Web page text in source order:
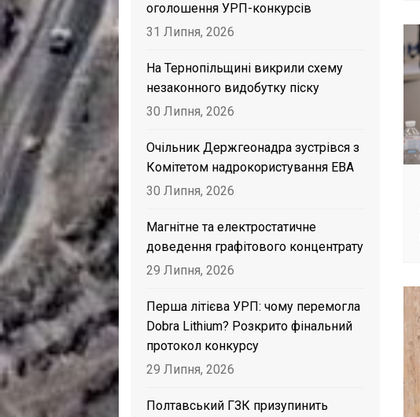
оголошення УРП-конкурсів
31 Липня, 2026
На Тернопільщині викрили схему
незаконного видобутку піску
30 Липня, 2026
Очільник Держгеонадра зустрівся з
Комітетом надрокористування EBA
30 Липня, 2026
Магнітне та електростатичне
доведення графітового концентрату
29 Липня, 2026
Перша літієва УРП: чому перемогла
Dobra Lithium? Розкрито фінальний
протокол конкурсу
29 Липня, 2026
Полтавський ГЗК призупинить